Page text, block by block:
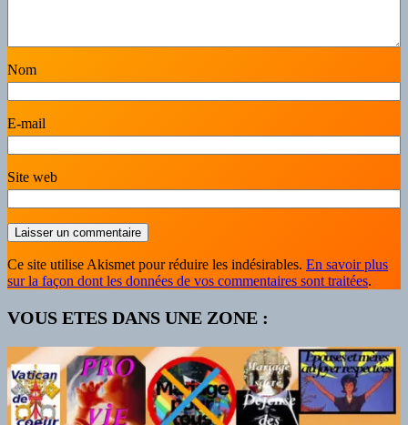
Nom
E-mail
Site web
Ce site utilise Akismet pour réduire les indésirables. En savoir plus
sur la façon dont les données de vos commentaires sont traitées.
VOUS ETES DANS UNE ZONE :